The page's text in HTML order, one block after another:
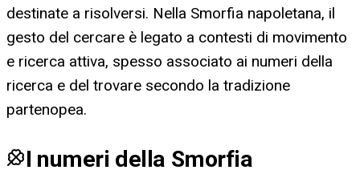
destinate a risolversi. Nella Smorfia napoletana, il
gesto del cercare è legato a contesti di movimento
e ricerca attiva, spesso associato ai numeri della
ricerca e del trovare secondo la tradizione
partenopea.
I numeri della Smorfia